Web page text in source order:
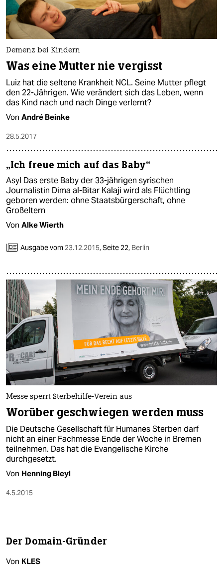
Demenz bei Kindern
Was eine Mutter nie vergisst
Luiz hat die seltene Krankheit NCL. Seine Mutter pflegt
den 22-Jährigen. Wie verändert sich das Leben, wenn
das Kind nach und nach Dinge verlernt?
Von André Beinke
28.5.2017
„Ich freue mich auf das Baby“
Asyl Das erste Baby der 33-jährigen syrischen
Journalistin Dima al-Bitar Kalaji wird als Flüchtling
geboren werden: ohne Staatsbürgerschaft, ohne
Großeltern
Von Alke Wierth
Ausgabe vom 23.12.2015,Seite 22, Berlin
Messe sperrt Sterbehilfe-Verein aus
Worüber geschwiegen werden muss
Die Deutsche Gesellschaft für Humanes Sterben darf
nicht an einer Fachmesse Ende der Woche in Bremen
teilnehmen. Das hat die Evangelische Kirche
durchgesetzt.
Von Henning Bleyl
4.5.2015
Der Domain-Gründer
Von KLES